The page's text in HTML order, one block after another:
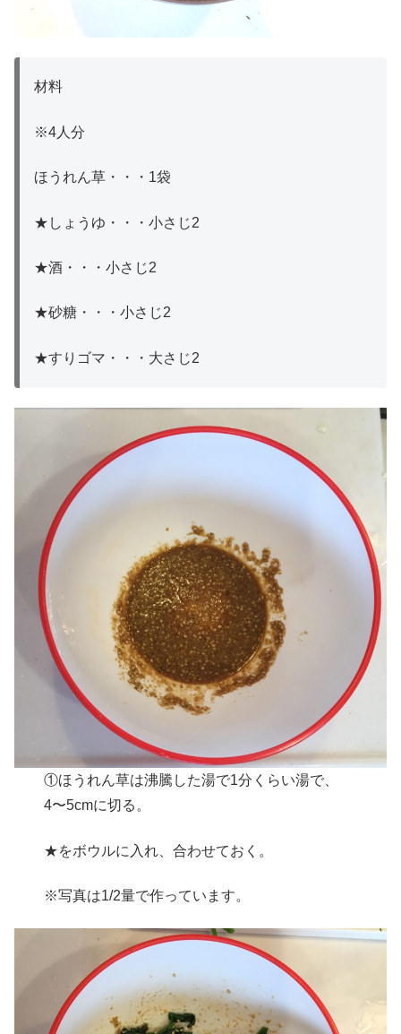
材料
※4人分
ほうれん草・・・1袋
★しょうゆ・・・小さじ2
★酒・・・小さじ2
★砂糖・・・小さじ2
★すりゴマ・・・大さじ2
①ほうれん草は沸騰した湯で1分くらい湯で、
4〜5cmに切る。
★をボウルに入れ、合わせておく。
※写真は1/2量で作っています。